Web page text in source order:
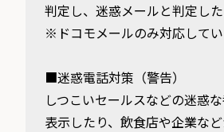
判定し、迷惑メールと判定し
※ドコモメールのみ対応してい
■迷惑電話対策（警告）
しつこいセールスなどの迷惑
表示したり、飲食店や企業な